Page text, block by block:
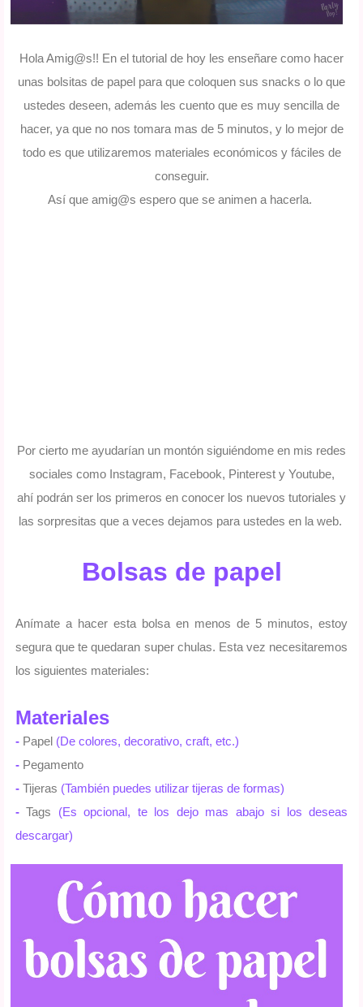
Hola Amig@s!! En el tutorial de hoy les enseñare como hacer
unas bolsitas de papel para que coloquen sus snacks o lo que
ustedes deseen, además les cuento que es muy sencilla de
hacer, ya que no nos tomara mas de 5 minutos, y lo mejor de
todo es que utilizaremos materiales económicos y fáciles de
conseguir.
Así que amig@s espero que se animen a hacerla.
Por cierto me ayudarían un montón siguiéndome en mis redes
sociales como Instagram, Facebook, Pinterest y Youtube,
ahí podrán ser los primeros en conocer los nuevos tutoriales y
las sorpresitas que a veces dejamos para ustedes en la web.
Bolsas de papel
Anímate a hacer esta bolsa en menos de 5 minutos, estoy
segura que te quedaran super chulas. Esta vez necesitaremos
los siguientes materiales:
Materiales
- Papel (De colores, decorativo, craft, etc.)
- Pegamento
- Tijeras (También puedes utilizar tijeras de formas)
- Tags (Es opcional, te los dejo mas abajo si los deseas
descargar)